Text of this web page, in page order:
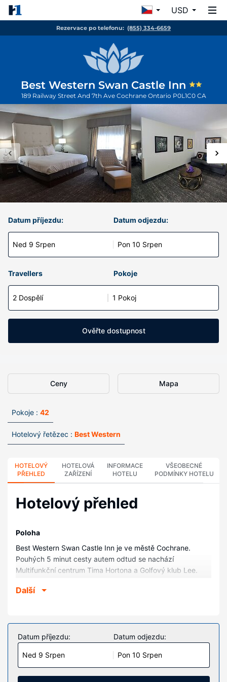
USD
Rezervace po telefonu: (855) 334-6659
Best Western Swan Castle Inn
189 Railway Street And 7th Ave Cochrane Ontario P0L1C0 CA
Datum příjezdu:
Ned 9 Srpen
Datum odjezdu:
Pon 10 Srpen
Travellers Pokoje
2 Dospělí 1 Pokoj
Ověřte dostupnost
Ceny Mapa
Pokoje : 42
Hotelový řetězec : Best Western
HOTELOVÝ
PŘEHLED
HOTELOVÁ
ZAŘÍZENÍ
INFORMACE
HOTELU
VŠEOBECNÉ
PODMÍNKY HOTELU
Hotelový přehled
Poloha
Best Western Swan Castle Inn je ve městě Cochrane.
Pouhých 5 minut cesty autem odtud se nachází
Multifunkční centrum Tima Hortona a Golfový klub Lee.
Cochrane a 35,1 km od Provincní park Greenwater.
V jednom z 42 klimatizovaných pokojů, k jejichž vybavení
patří lednička a mikrovlnná trouba, se budete cítit jako
doma. Smart televize (55 palcová), která nabízí digitální
kanály, vám zajistí dobrou zábavu. K vybavení koupelen
patří vana se sprchou, toaletní potřeby zdarma a vysoušeč
vlasů. Další užitečné vybavení a služby: telefon, kávovar/
Další
Datum příjezdu:
Ned 9 Srpen
Datum odjezdu:
Pon 10 Srpen